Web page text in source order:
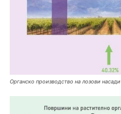
Органско производство на лозови насади